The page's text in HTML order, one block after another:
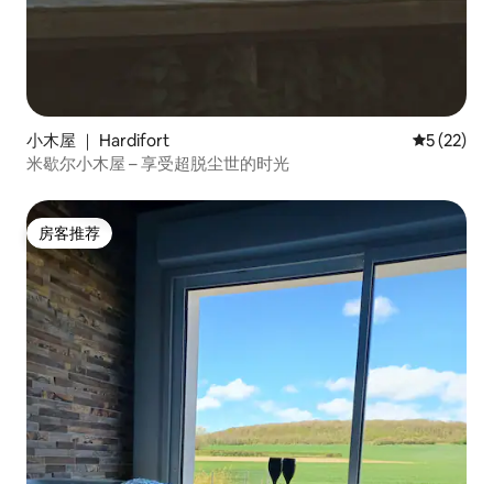
小木屋 ｜ Hardifort 平均评分
5 (22)
米歇尔小木屋 – 享受超脱尘世的时光
房客推荐
房客推荐